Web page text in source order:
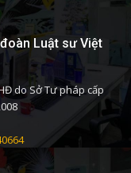
Luật sư Việt
do Sở Tư pháp cấp